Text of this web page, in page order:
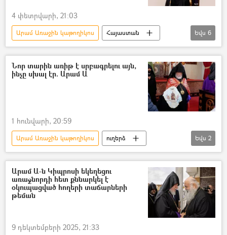
4 փետրվարի, 21:03
Արամ Առաջին կաթողիկոս
Հայաստան
Արցախ
գերի
Ադրբեջան
Ջեյ Դի Վենս
Ջեյմս Դեյվիդ Վենս
նամակ
Եվս 6
Նոր տարին առիթ է սրբագրելու այն,
ինչը սխալ էր. Արամ Ա
1 հունվարի, 20:59
Արամ Առաջին կաթողիկոս
ուղերձ
Հայաստան
Սփյուռք
Եվս 2
Արամ Ա-ն Կիպրոսի եկեղեցու
առաջնորդի հետ քննարկել է
օկուպացված հողերի տաճարների
թեման
9 դեկտեմբերի 2025, 21:33